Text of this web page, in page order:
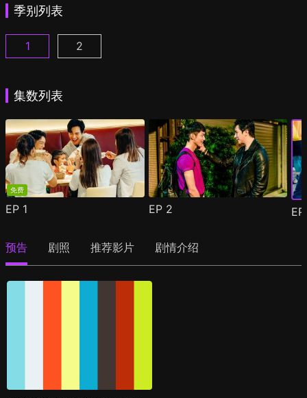
季别列表
酷盖爸爸 第1集
1 酷盖爸爸 第2季 第1集
2
集数列表
免费
EP 1 EP 2
预告 剧照 推荐影片 剧情介绍